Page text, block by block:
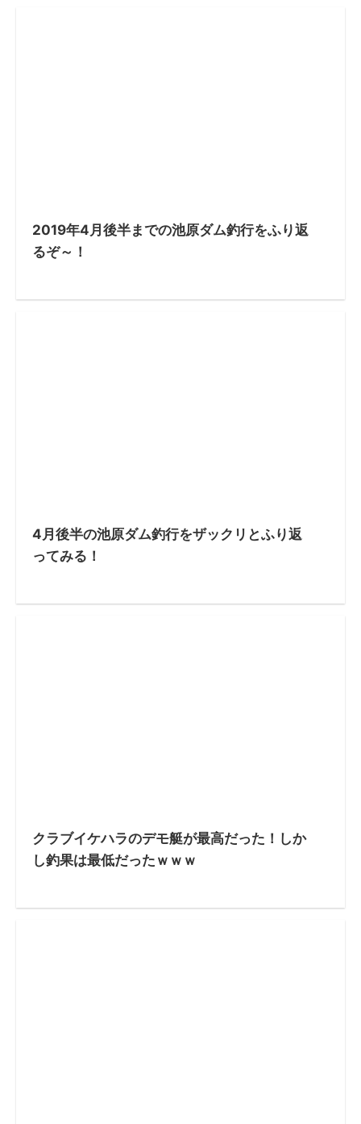
2019年4月後半までの池原ダム釣行をふり返
るぞ～！
4月後半の池原ダム釣行をザックリとふり返
ってみる！
クラブイケハラのデモ艇が最高だった！しか
し釣果は最低だったｗｗｗ